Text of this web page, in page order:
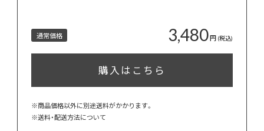
通常価格 3,480円 (税込)
購入はこちら
※商品価格以外に別途送料がかかります。
※送料・配送方法について